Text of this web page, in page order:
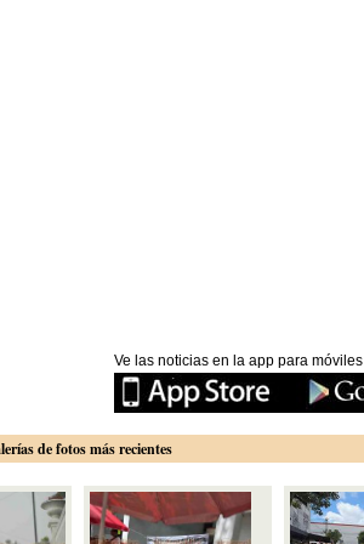
Ve las noticias en la app para móviles
de fotos más recientes